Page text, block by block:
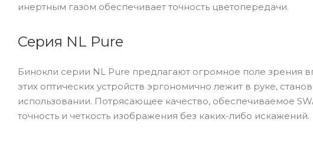
инертным газом обеспечивает точность цветопередачи.
Серия NL Pure
Бинокли серии NL Pure предлагают огромное поле зрения
этих оптических устройств эргономично лежит в руке,
использовании. Потрясающее качество, обеспечиваемое
точность и четкость изображения без каких-либо искажений.